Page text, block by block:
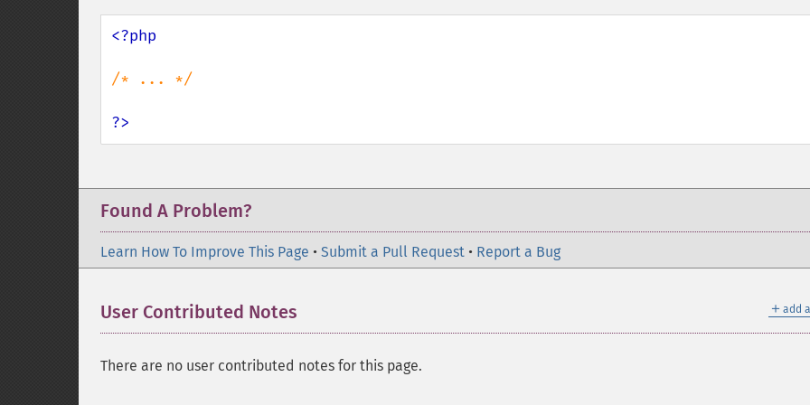
<?php
/* ... */
?>
Found A Problem?
Learn How To Improve This Page • Submit a Pull Request • Report a Bug
＋ add
User Contributed Notes
There are no user contributed notes for this page.